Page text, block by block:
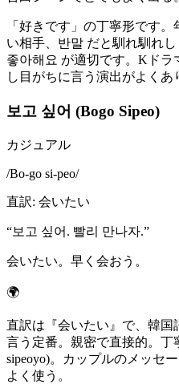
「好きです」の丁寧形です
い相手、반말 だと馴れ馴れ
좋아해요 が適切です。Kド
し目がちに言う演出がよくあ
보고 싶어 (Bogo Sipeo)
カジュアル
/Bo-go si-peo/
直訳: 会いたい
“보고 싶어. 빨리 만나자.”
会いたい。早く会おう。
🌍
直訳は『会いたい』で、韓
言う定番。親密で直接的。丁
sipeoyo)。カップルのメッセ
よく使う。